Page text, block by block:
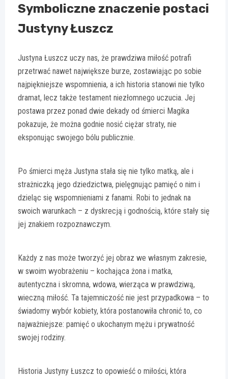
Symboliczne znaczenie postaci
Justyny Łuszcz
Justyna Łuszcz uczy nas, że prawdziwa miłość potrafi
przetrwać nawet największe burze, zostawiając po sobie
najpiękniejsze wspomnienia, a ich historia stanowi nie tylko
dramat, lecz także testament niezłomnego uczucia. Jej
postawa przez ponad dwie dekady od śmierci Magika
pokazuje, że można godnie nosić ciężar straty, nie
eksponując swojego bólu publicznie.
Po śmierci męża Justyna stała się nie tylko matką, ale i
strażniczką jego dziedzictwa, pielęgnując pamięć o nim i
dzieląc się wspomnieniami z fanami. Robi to jednak na
swoich warunkach – z dyskrecją i godnością, które stały się
jej znakiem rozpoznawczym.
Każdy z nas może tworzyć jej obraz we własnym zakresie,
w swoim wyobrażeniu – kochająca żona i matka,
autentyczna i skromna, wdowa, wierząca w prawdziwą,
wieczną miłość. Ta tajemniczość nie jest przypadkowa – to
świadomy wybór kobiety, która postanowiła chronić to, co
najważniejsze: pamięć o ukochanym mężu i prywatność
swojej rodziny.
Historia Justyny Łuszcz to opowieść o miłości, która